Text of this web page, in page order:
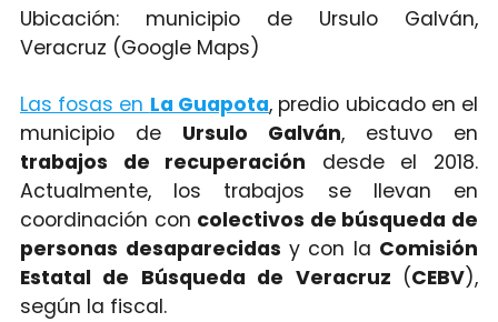
Ubicación: municipio de Ursulo Galván,
Veracruz (Google Maps)
Las fosas en La Guapota, predio ubicado en el
municipio de Ursulo Galván, estuvo en
trabajos de recuperación desde el 2018.
Actualmente, los trabajos se llevan en
coordinación con colectivos de búsqueda de
personas desaparecidas y con la Comisión
Estatal de Búsqueda de Veracruz (CEBV),
según la fiscal.